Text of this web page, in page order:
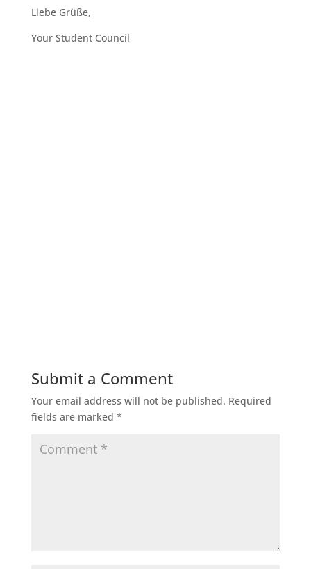
Liebe Grüße,
Your Student Council
Submit a Comment
Your email address will not be published. Required
fields are marked *